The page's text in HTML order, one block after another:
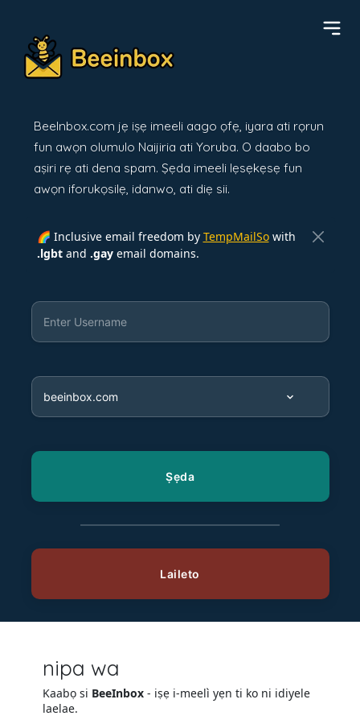
BeeInbox.com jẹ iṣẹ imeeli aago ọfẹ, iyara ati rọrun
fun awọn olumulo Naijiria ati Yoruba. O daabo bo
aṣiri rẹ ati dena spam. Ṣẹda imeeli lẹsẹkẹsẹ fun
awọn iforukọsilẹ, idanwo, ati diẹ sii.
🌈 Inclusive email freedom by TempMailSowith
.lgbtand .gayemail domains.
nipa wa
Kaabọ si BeeInbox- iṣẹ i-meelì yẹn ti ko ni idiyele
laelae.